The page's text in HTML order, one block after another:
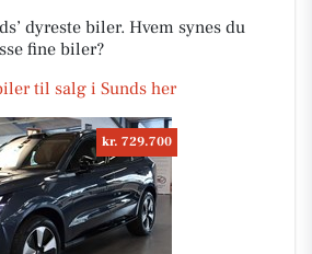
dyreste biler. Hvem synes du
fine biler?
til salg i Sunds her
kr. 729.700